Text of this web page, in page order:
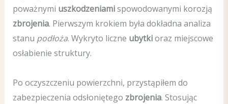
poważnymi uszkodzeniamispowodowanymi korozją
zbrojenia. Pierwszym krokiem była dokładna analiza
stanu podłoża. Wykryto liczne ubytkioraz miejscowe
osłabienie struktury.
Po oczyszczeniu powierzchni, przystąpiłem do
zabezpieczenia odsłoniętego zbrojenia. Stosując